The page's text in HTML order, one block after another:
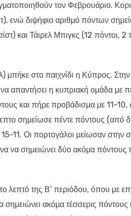
τον Φεβρουάριο.
ενώ διψήφιο αριθμό πόντων
και Τάιρελ Μπιγκς (12 πόντοι, 2
στο παιχνίδι η Κύπρος. Στην
απαντήσει η κυπριακή ομάδα με
και πήρε προβάδισμα με 11-
σημείωσε πέντε πόντους (από
11. Οι πορτογάλοι μείωσαν στην
σημειώνει δύο ακόμα πόντους
λεπτό της Β’ περιόδου, όπου με
ακόμα τέσσερις πόντους